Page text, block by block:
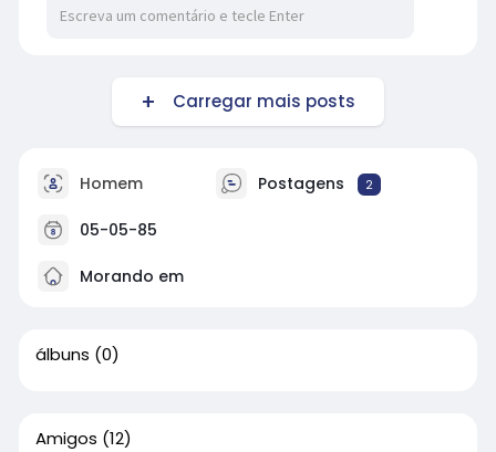
Carregar mais posts
Homem Postagens 2
05-05-85
Morando em
álbuns (0)
Amigos (12)